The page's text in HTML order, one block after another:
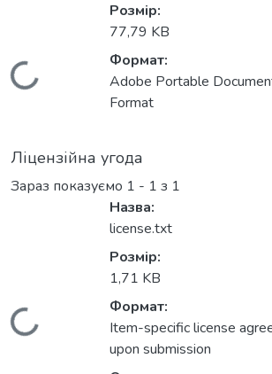
Вантажиться...
Розмір:
77,79 KB
Формат:
Adobe Portable
Format
Ліцензійна угода
Зараз показуємо 1 - 1 з 1
Вантажиться...
Назва:
license.txt
Розмір:
1,71 KB
Формат:
Item-specific license
upon submission